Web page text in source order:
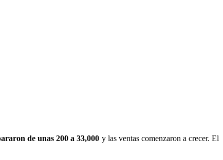
de unas 200 a 33,000 y las ventas comenzaron a crecer. El